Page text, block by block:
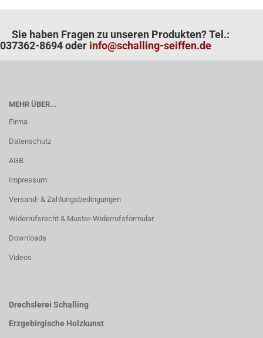
Sie haben Fragen zu unseren Produkten? Tel.:
037362-8694 oder info@schalling-seiffen.de
MEHR ÜBER...
Firma
Datenschutz
AGB
Impressum
Versand- & Zahlungsbedingungen
Widerrufsrecht & Muster-Widerrufsformular
Downloads
Videos
Drechslerei Schalling
Erzgebirgische Holzkunst